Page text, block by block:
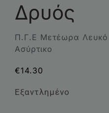
Δρυός
Π.Γ.Ε Μετέωρα
Ασύρτικο
€14.30
Εξαντλημένο